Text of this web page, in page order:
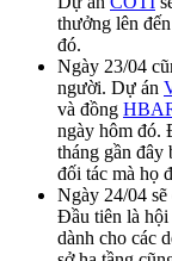
thưởng lên
đó.
Ngày 23/04
người. Dự án
và đồng
ngày hôm đó.
tháng gần đây
đối tác mà họ
Ngày 24/04
Đầu tiên là hội
dành cho các